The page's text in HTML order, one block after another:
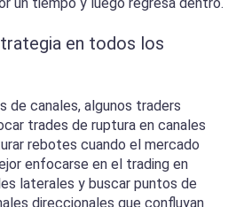
en todos los
de canales, algunos traders
trades de ruptura en canales
rebotes cuando el mercado
enfocarse en el trading en
laterales y buscar puntos de
direccionales que confluyan